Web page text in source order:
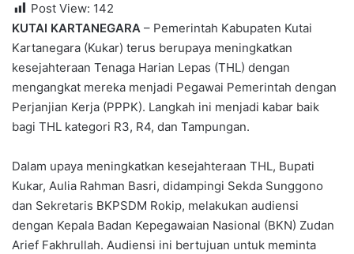
Post View: 142
KUTAI KARTANEGARA – Pemerintah Kabupaten Kutai
Kartanegara (Kukar) terus berupaya meningkatkan
kesejahteraan Tenaga Harian Lepas (THL) dengan
mengangkat mereka menjadi Pegawai Pemerintah dengan
Perjanjian Kerja (PPPK). Langkah ini menjadi kabar baik
bagi THL kategori R3, R4, dan Tampungan.
Dalam upaya meningkatkan kesejahteraan THL, Bupati
Kukar, Aulia Rahman Basri, didampingi Sekda Sunggono
dan Sekretaris BKPSDM Rokip, melakukan audiensi
dengan Kepala Badan Kepegawaian Nasional (BKN) Zudan
Arief Fakhrullah. Audiensi ini bertujuan untuk meminta